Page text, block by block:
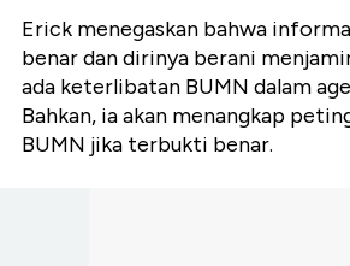
Erick menegaskan bahwa
benar dan dirinya berani
ada keterlibatan BUMN dalam
Bahkan, ia akan menangkap
BUMN jika terbukti benar.